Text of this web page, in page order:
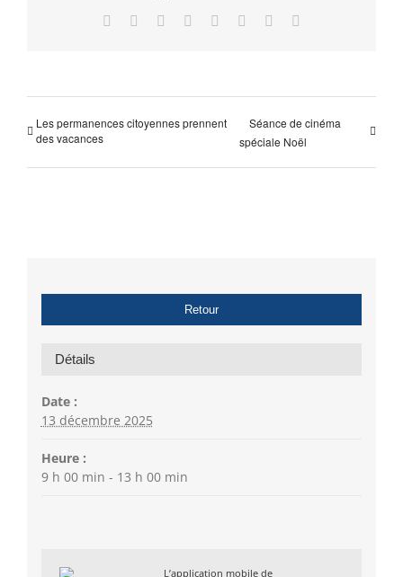
Facebook Reddit LinkedIn
TumblrPinterest
Les permanences citoyennes prennent
des vacances
Séance de cinéma
spéciale Noël
Retour
Détails
Date :
13 décembre 2025
Heure :
9 h 00 min - 13 h 00 min
L’application mobile de